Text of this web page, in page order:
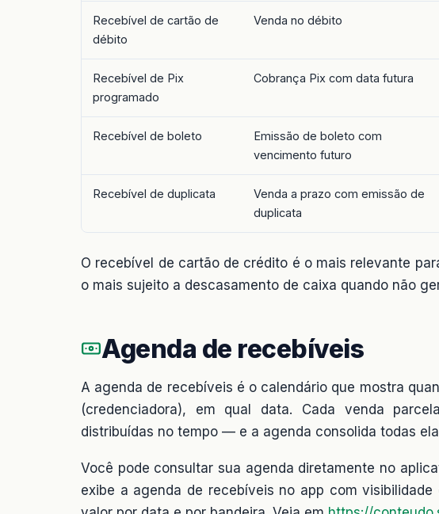
Recebível de cartão de
débito
Venda no débito
Recebível de Pix
programado
Cobrança Pix com data futura
Recebível de boleto
Emissão de boleto com
vencimento futuro
Recebível de duplicata
Venda a prazo com emissão de
duplicata
O recebível de cartão de crédito é o mais relevante
o mais sujeito a descasamento de caixa quando não
Agenda de recebíveis
A agenda de recebíveis é o calendário que mostra
(credenciadora), em qual data. Cada venda
distribuídas no tempo — e a agenda consolida todas
Você pode consultar sua agenda diretamente no
exibe a agenda de recebíveis no app com